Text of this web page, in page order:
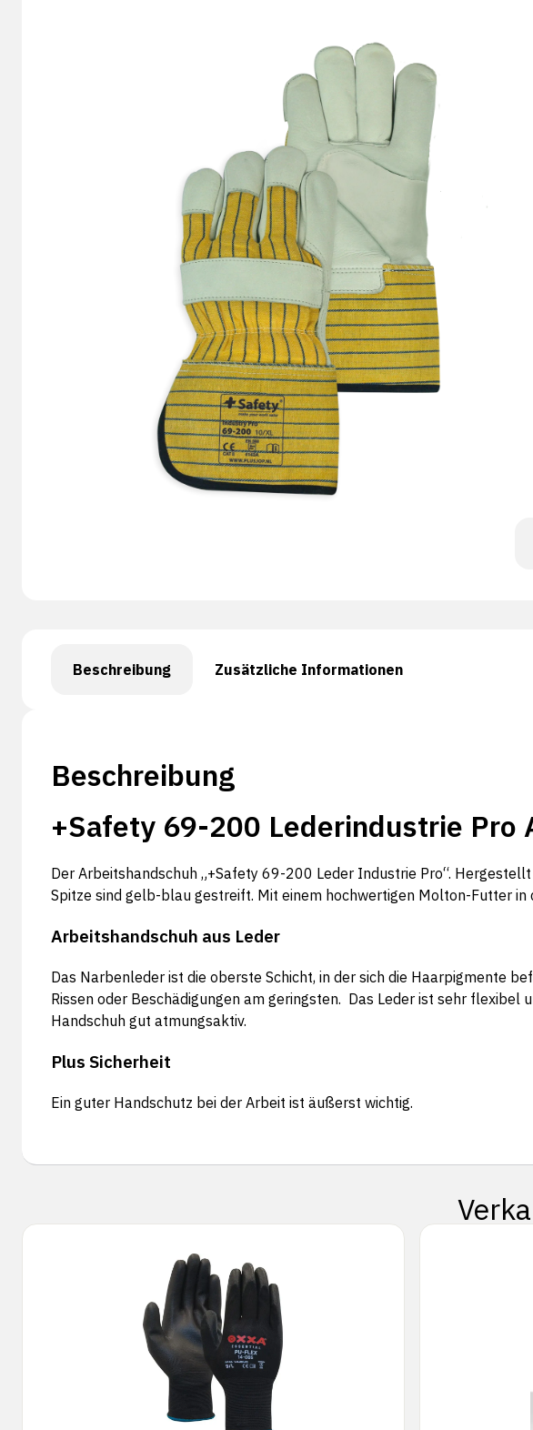
Beschreibung Zusätzliche Informationen
Beschreibung
+Safety 69-200 Lederindustrie Pro
Der Arbeitshandschuh „+Safety 69-200 Leder Industrie Pro“.
Spitze sind gelb-blau gestreift. Mit einem hochwertigen Molton-Futter
Arbeitshandschuh aus Leder
Das Narbenleder ist die oberste Schicht, in der sich die Haarpigmente
Rissen oder Beschädigungen am geringsten. Das Leder ist sehr
Handschuh gut atmungsaktiv.
Plus Sicherheit
Ein guter Handschutz bei der Arbeit ist äußerst wichtig.